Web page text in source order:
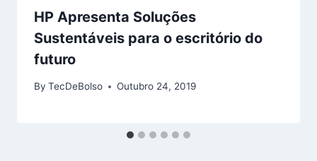
HP Apresenta Soluções
Sustentáveis para o escritório do
futuro
By TecDeBolso Outubro 24, 2019